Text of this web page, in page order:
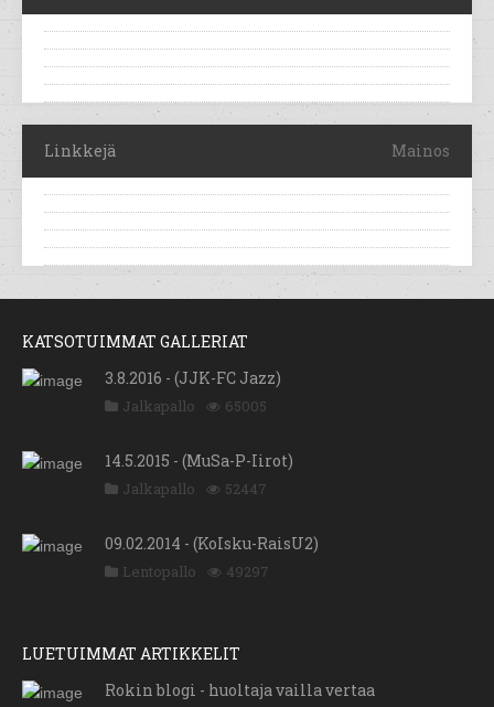
Linkkejä Mainos
KATSOTUIMMAT GALLERIAT
3.8.2016 - (JJK-FC Jazz)
Jalkapallo 65005
14.5.2015 - (MuSa-P-Iirot)
Jalkapallo 52447
09.02.2014 - (KoIsku-RaisU2)
Lentopallo 49297
LUETUIMMAT ARTIKKELIT
Rokin blogi - huoltaja vailla vertaa